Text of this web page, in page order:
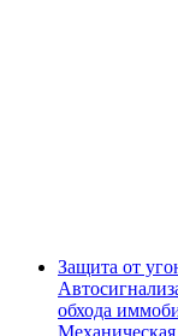
Защита от
обхода